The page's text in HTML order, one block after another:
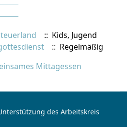
:: Kids, Jugend
:: Regelmäßig
Mittagessen
des Arbeitskreis